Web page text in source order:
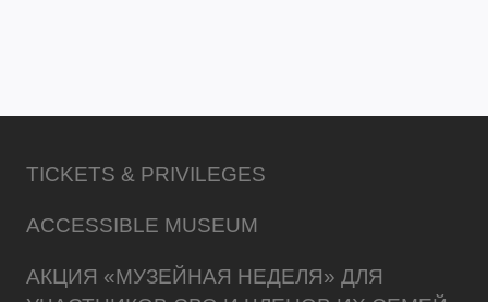
TICKETS & PRIVILEGES
ACCESSIBLE MUSEUM
АКЦИЯ «МУЗЕЙНАЯ НЕДЕЛЯ» ДЛЯ